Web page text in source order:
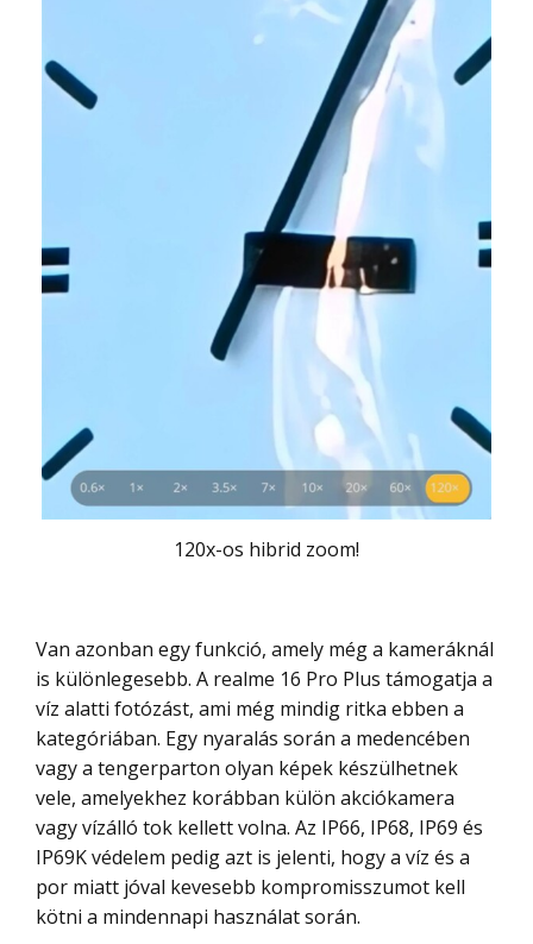
120x-os hibrid zoom!
Van azonban egy funkció, amely még a kameráknál
is különlegesebb. A realme 16 Pro Plus támogatja a
víz alatti fotózást, ami még mindig ritka ebben a
kategóriában. Egy nyaralás során a medencében
vagy a tengerparton olyan képek készülhetnek
vele, amelyekhez korábban külön akciókamera
vagy vízálló tok kellett volna. Az IP66, IP68, IP69 és
IP69K védelem pedig azt is jelenti, hogy a víz és a
por miatt jóval kevesebb kompromisszumot kell
kötni a mindennapi használat során.